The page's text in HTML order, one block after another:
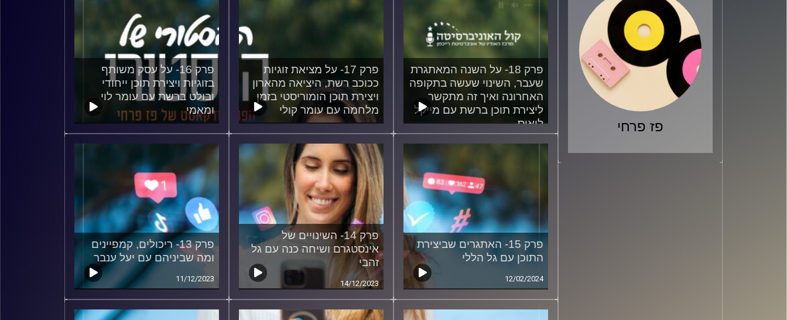
פז פרחי
פרק 18- על השנה המאתגרת
שעבר, השינוי שעשה בתקופה
האחרונה ואיך זה מתקשר
ליצירת תוכן ברשת עם מייקל
לואיס
17/03/2024
פרק 17- על מציאת זוגיות
ככוכב רשת, היציאה מהארון
ויצירת תוכן הומוריסטי בזמן
מלחמה עם עומר קולי
28/02/2024
פרק 16- על עסק משותף
בזוגיות ויצירת תוכן ייחודי
ובולט ברשת עם עומר לוי
ומאמי
22/02/2024
פרק 15- האתגרים שביצירת
התוכן עם גל הללי
12/02/2024
פרק 14- השינויים של
אינסטגרם ושיחה כנה עם גל
זהבי
14/12/2023
פרק 13- ריכולים, קמפיינים
ומה שביניהם עם יעל ענבר
11/12/2023